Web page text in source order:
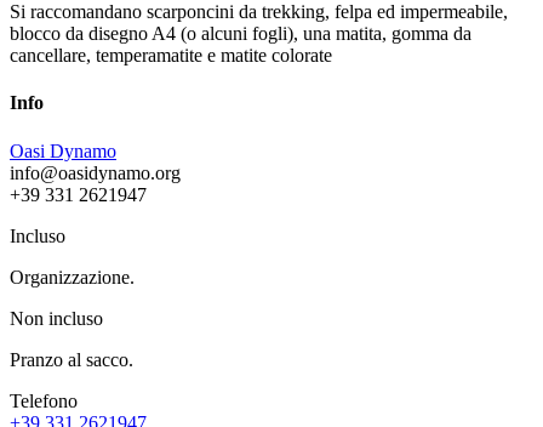
Si raccomandano scarponcini da trekking, felpa ed impermeabile,
blocco da disegno A4 (o alcuni fogli), una matita, gomma da
cancellare, temperamatite e matite colorate
Info
Oasi Dynamo
info@oasidynamo.org
+39 331 2621947
Incluso
Organizzazione.
Non incluso
Pranzo al sacco.
Telefono
+39 331 2621947